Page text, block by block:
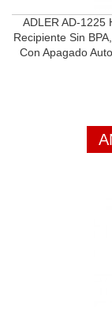
ADLER AD-1225
Recipiente Sin
Con Apagado